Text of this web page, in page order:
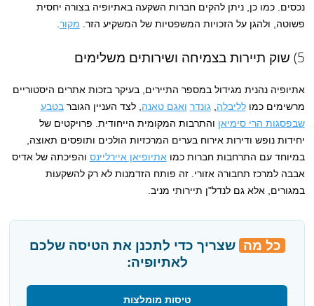
נכסים. כמו כן, ניתן להקים חברות השקעה באתיופיה בצורה יחסית
פשוטה, ולהגן על הזכויות המשפטיות של המשקיע הזר. מקור
5) שוק תיירות בצמיחה ושירותים משלימים
אתיופיה נהנית מגידול במספר התיירים, בעיקר בזכות אתרים היסטוריים
מרשימים כמולליבלה ,גונדר ואגם טאנה , לצד העניין הגוברבטבע
שבפסגות הרי סימיאן והתרבות המקומית הייחודית. פרויקטים של
יחידות נופש ודירות אירוח בערים המרכזיות הולכים ותופסים תאוצה,
במיוחד עם התרחבות חברות כמו אתיופיאן איירליינס והפיכתה של אדיס
אבבה למרכז תחבורה אזורי. זה פותח הזדמנות לא רק להשקעות
במגורים, אלא גם לנדל"ן תיירותי מניב.
כל מה שצריך כדי לתכנן את הטיסה שלכם
לאתיופיה:
טיסות מומלצות